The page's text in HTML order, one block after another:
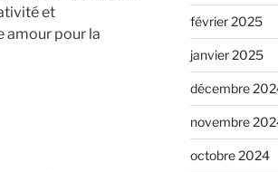
et
amour pour la
février 2025
janvier 2025
décembre
novembre
octobre 2024